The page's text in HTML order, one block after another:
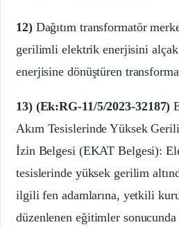
12)Dağıtım transformatör
gerilimli elektrik enerjisini
enerjisine dönüştüren
13) (Ek:RG-11/5/2023-32187)
Akım Tesislerinde Yüksek
İzin Belgesi (EKAT Belgesi):
tesislerinde yüksek gerilim
ilgili fen adamlarına, yetkili
düzenlenen eğitimler